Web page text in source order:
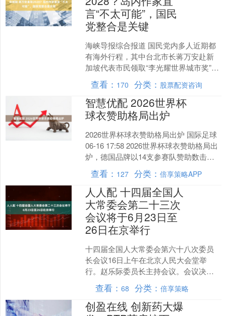
言“不太可能”，国民
党整合是关键
海峡导报综合报道 国民党内多人近期都
有海外行程，其中台北市长蒋万安赴新
加坡代表市民领取“李光耀世界城市奖”特
别奖，也与新加坡西北区市长任梓铭展
开肉骨茶早餐会，交....
查看： 170 分类： 股票配资咨询
智慧优配 2026世界杯
球衣赞助格局出炉
2026世界杯球衣赞助格局出炉 国际足球
06-16 17:58 2026世界杯球衣赞助格局出
炉，德国品牌以14支参赛队赞助数击败
耐克，成为本届最大球衣供应商，....
查看： 127 分类：倍享策略APP
人人配 十四届全国人
大常委会第二十三次
会议将于6月23日至
26日在京举行
十四届全国人大常委会第六十八次委员
长会议16日上午在北京人民大会堂举
行。赵乐际委员长主持会议。会议决
定，十四届全国人大常委会第二十三次
会议6月23日至26日在北....
查看：68 分类：倍享策略
创盈在线 创新药大爆